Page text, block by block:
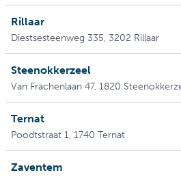
Rillaar
Diestsesteenweg 335, 3202 Rillaar
Steenokkerzeel
Van Frachenlaan 47, 1820
Ternat
Poodtstraat 1, 1740 Ternat
Zaventem